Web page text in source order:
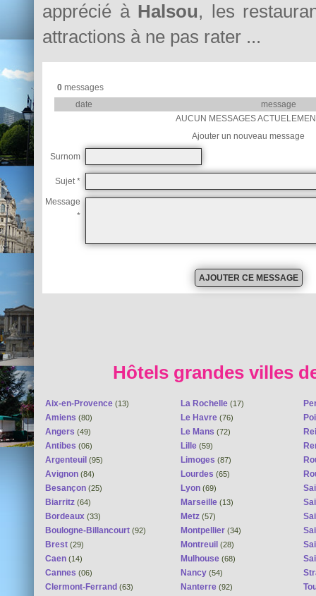
apprécié à Halsou, les
attractions à ne pas rater ...
0messages
date
message
AUCUN MESSAGES
Ajouter un nouveau message
Surnom
Sujet *
Message
*
Hôtels grandes villes
Aix-en-Provence (13)
Amiens (80)
Angers (49)
Antibes (06)
Argenteuil (95)
Avignon (84)
Besançon (25)
Biarritz (64)
Bordeaux (33)
Boulogne-Billancourt (92)
Brest (29)
Caen (14)
Cannes (06)
Clermont-Ferrand (63)
La Rochelle (17)
Le Havre (76)
Le Mans (72)
Lille (59)
Limoges (87)
Lourdes (65)
Lyon (69)
Marseille (13)
Metz (57)
Montpellier (34)
Montreuil (28)
Mulhouse (68)
Nancy (54)
Nanterre (92)